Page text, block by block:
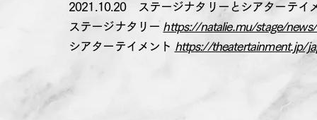
2021.10.20 ステージナタリーとシアターテイ
ステージナタリー https://natalie.mu/stage/
シアターテイメント https://theatertainment.jp/